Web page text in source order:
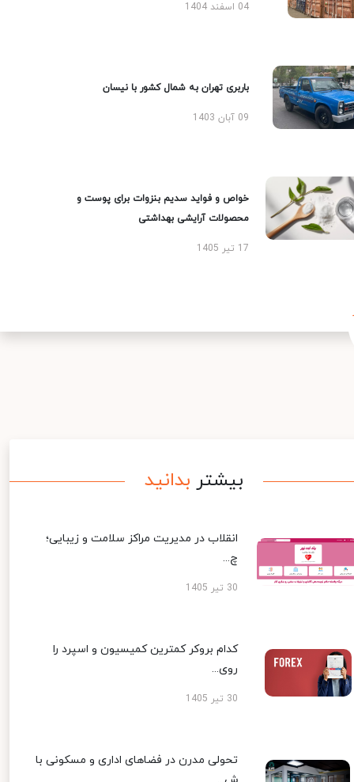
04 اسفند 1404
باربری تهران به شمال کشور با نیسان
09 آبان 1403
خواص و فواید سدیم بنزوات برای پوست و
محصولات آرایشی بهداشتی
17 تیر 1405
بیشتر بدانید
انقلاب در مدیریت مراکز سلامت و زیبایی؛
چ...
30 تیر 1405
کدام بروکر کمترین کمیسیون و اسپرد را
روی...
30 تیر 1405
تحولی مدرن در فضاهای اداری و مسکونی با